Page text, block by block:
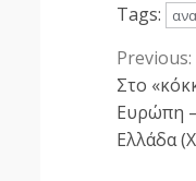
Tags:
Previous:
Στο
Ευρώπη
Ελλάδα